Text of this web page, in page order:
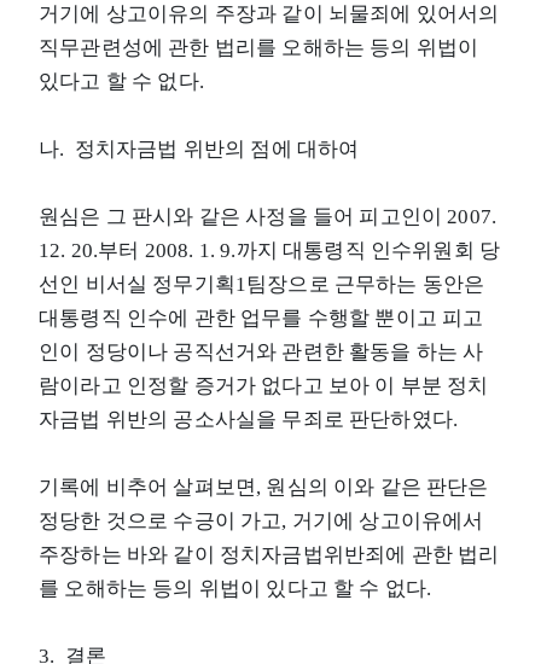
거기에 상고이유의 주장과 같이 뇌물죄에 있어서의
직무관련성에 관한 법리를 오해하는 등의 위법이
있다고 할 수 없다.
나. 정치자금법 위반의 점에 대하여
원심은 그 판시와 같은 사정을 들어 피고인이 2007.
12. 20.부터 2008. 1. 9.까지 대통령직 인수위원회 당
선인 비서실 정무기획1팀장으로 근무하는 동안은
대통령직 인수에 관한 업무를 수행할 뿐이고 피고
인이 정당이나 공직선거와 관련한 활동을 하는 사
람이라고 인정할 증거가 없다고 보아 이 부분 정치
자금법 위반의 공소사실을 무죄로 판단하였다.
기록에 비추어 살펴보면, 원심의 이와 같은 판단은
정당한 것으로 수긍이 가고, 거기에 상고이유에서
주장하는 바와 같이 정치자금법위반죄에 관한 법리
를 오해하는 등의 위법이 있다고 할 수 없다.
3. 결론